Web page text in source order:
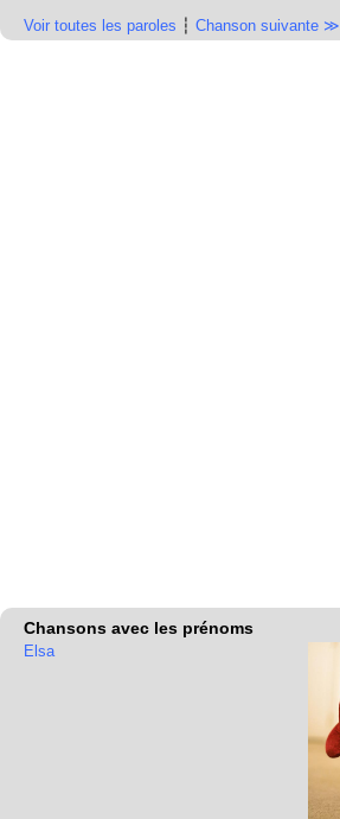
Voir toutes les paroles ┆ Chanson suivante ≫
Chansons avec les prénoms
Elsa